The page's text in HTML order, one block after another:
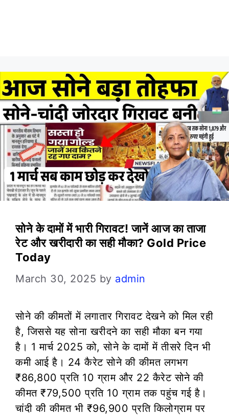
सोने के दामों में भारी गिरावट! जानें आज का ताजा
रेट और खरीदारी का सही मौका? Gold Price
Today
March 30, 2025 by admin
सोने की कीमतों में लगातार गिरावट देखने को मिल रही
है, जिससे यह सोना खरीदने का सही मौका बन गया
है। 1 मार्च 2025 को, सोने के दामों में तीसरे दिन भी
कमी आई है। 24 कैरेट सोने की कीमत लगभग
₹86,800 प्रति 10 ग्राम और 22 कैरेट सोने की
कीमत ₹79,500 प्रति 10 ग्राम तक पहुंच गई है।
चांदी की कीमत भी ₹96,900 प्रति किलोग्राम पर